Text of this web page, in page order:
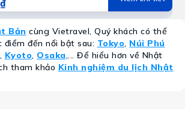
Bản cùng Vietravel, Quý khách có thể
điểm đến nổi bật sau: Tokyo, Núi Phú
, Kyoto, Osaka,... Để hiểu hơn về Nhật
tham khảo Kinh nghiệm du lịch Nhật